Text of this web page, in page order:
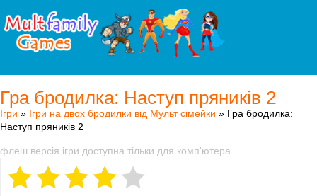
Гра бродилка: Наступ пряників 2
Ігри » Ігри на двох бродилки від Мульт сімейки » Гра бродилка:
Наступ пряників 2
флеш версія ігри доступна тільки для комп'ютера